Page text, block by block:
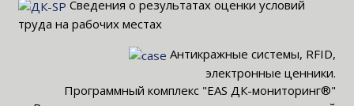
Сведения о результатах оценки условий
труда на рабочих местах
Антикражные системы, RFID,
электронные ценники.
Программный комплекс "EAS ДК-мониторинг®"